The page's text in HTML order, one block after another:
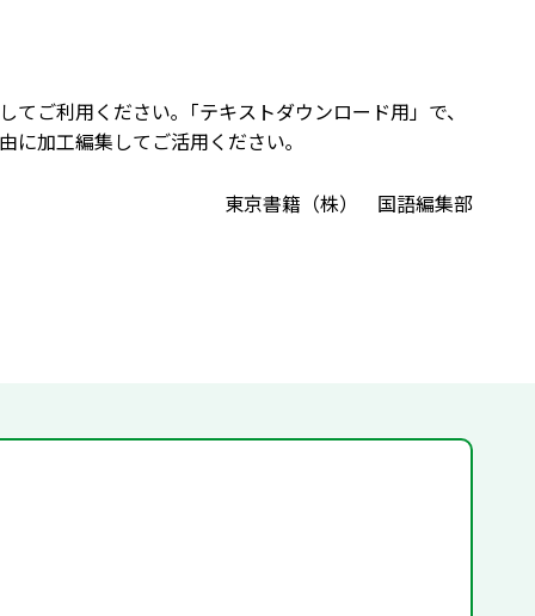
ご利用ください｡「テキストダウンロード用」で、
に加工編集してご活用ください｡
東京書籍（株） 国語編集部